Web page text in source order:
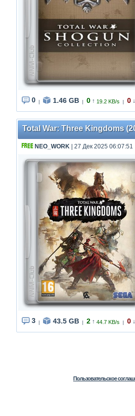
0 1.46 GB 0 ↑ 19.2 KB/s 0 ↓
Total War: Three Kingdoms
NEO_WORK | 27 Дек 2025 06:07:51
3 43.5 GB 2 ↑ 44.7 KB/s 0 ↓
Пользовательское